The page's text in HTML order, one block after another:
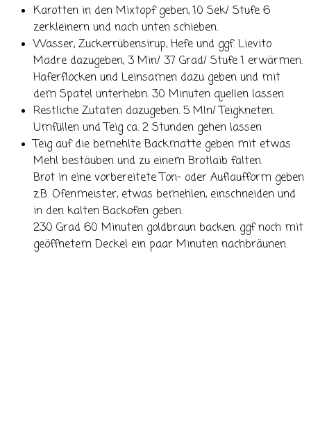
Karotten in den Mixtopf geben, 10 Sek/ Stufe 6
zerkleinern und nach unten schieben.
Wasser, Zuckerrübensirup, Hefe und ggf. Lievito
Madre dazugeben, 3 Min/ 37 Grad/ Stufe 1 erwärmen.
Haferflocken und Leinsamen dazu geben und mit
dem Spatel unterhebn. 30 Minuten quellen lassen
Restliche Zutaten dazugeben. 5 MIn/ Teigkneten.
Umfüllen und Teig ca. 2 Stunden gehen lassen
Teig auf die bemehlte Backmatte geben mit etwas
Mehl bestäuben und zu einem Brotlaib falten.
Brot in eine vorbereitete Ton- oder Auflaufform geben
z.B. Ofenmeister, etwas bemehlen, einschneiden und
in den kalten Backofen geben.
230 Grad 60 Minuten goldbraun backen. ggf noch mit
geöffnetem Deckel ein paar Minuten nachbräunen.